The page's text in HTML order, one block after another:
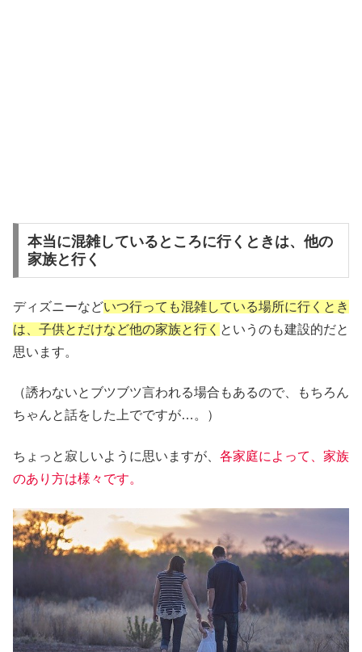
本当に混雑しているところに行くときは、他の
家族と行く
ディズニーなどいつ行っても混雑している場所に行くとき
は、子供とだけなど他の家族と行く というのも建設的だと
思います。
（誘わないとブツブツ言われる場合もあるので、もちろん
ちゃんと話をした上でですが…。）
ちょっと寂しいように思いますが、 各家庭によって、家族
のあり方は様々です。